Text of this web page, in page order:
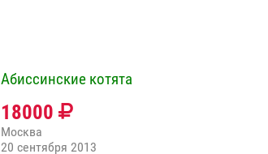
Абиссинские котята
18000
Москва
20 сентября 2013